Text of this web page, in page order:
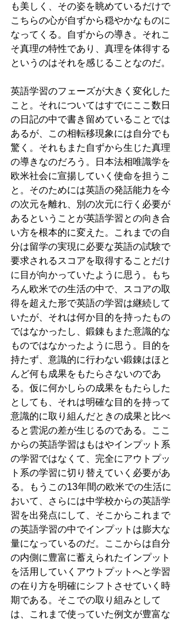
も美しく、その姿を眺めているだけで
こちらの心が自ずから穏やかなものに
なってくる。自ずからの導き。それこ
そ真理の特性であり、真理を体得する
というのはそれを感じることなのだ。
英語学習のフェーズが大きく変化した
こと。それについてはすでにここ数日
の日記の中で書き留めていることでは
あるが、この相転移現象には自分でも
驚く。それもまた自ずから生じた真理
の導きなのだろう。日本法相唯識学を
欧米社会に宣揚していく使命を担うこ
と。そのためには英語の発話能力を今
の次元を離れ、別の次元に行く必要が
あるということが英語学習との向き合
い方を根本的に変えた。これまでの自
分は留学の実現に必要な英語の試験で
要求されるスコアを取得することだけ
に目が向かっていたように思う。もち
ろん欧米での生活の中で、スコアの取
得を超えた形で英語の学習は継続して
いたが、それは何か目的を持ったもの
ではなかったし、鍛錬もまた意識的な
ものではなかったように思う。目的を
持たず、意識的に行わない鍛錬はほと
んど何も成果をもたらさないのであ
る。仮に何かしらの成果をもたらした
としても、それは明確な目的を持って
意識的に取り組んだときの成果と比べ
ると雲泥の差が生じるのである。ここ
からの英語学習はもはやインプット系
の学習ではなくて、完全にアウトプッ
ト系の学習に切り替えていく必要があ
る。もうこの13年間の欧米での生活に
おいて、さらには中学校からの英語学
習を出発点にして、そこからこれまで
の英語学習の中でインプットは膨大な
量になっているのだ。ここからは自分
の内側に豊富に蓄えられたインプット
を活用していくアウトプットへと学習
の在り方を明確にシフトさせていく時
期である。そこでの取り組みとして
は、これまで使っていた例文が豊富な